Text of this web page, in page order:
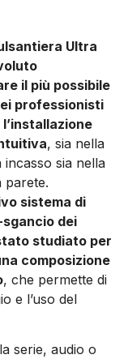
Ultra
il più possibile
professionisti
, sia nella
incasso sia nella
parete.
sistema di
dei
studiato per
composizione
, che permette di
e l’uso del
serie, audio o